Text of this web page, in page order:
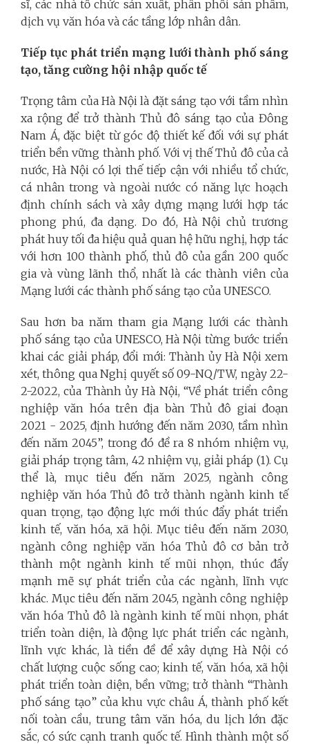
sĩ, các nhà tổ chức sản xuất, phân phối sản phẩm,
dịch vụ văn hóa và các tầng lớp nhân dân.
Tiếp tục phát triển mạng lưới thành phố sáng
tạo, tăng cường hội nhập quốc tế
Trọng tâm của Hà Nội là đặt sáng tạo với tầm nhìn
xa rộng để trở thành Thủ đô sáng tạo của Đông
Nam Á, đặc biệt từ góc độ thiết kế đối với sự phát
triển bền vững thành phố. Với vị thế Thủ đô của cả
nước, Hà Nội có lợi thế tiếp cận với nhiều tổ chức,
cá nhân trong và ngoài nước có năng lực hoạch
định chính sách và xây dựng mạng lưới hợp tác
phong phú, đa dạng. Do đó, Hà Nội chủ trương
phát huy tối đa hiệu quả quan hệ hữu nghị, hợp tác
với hơn 100 thành phố, thủ đô của gần 200 quốc
gia và vùng lãnh thổ, nhất là các thành viên của
Mạng lưới các thành phố sáng tạo của UNESCO.
Sau hơn ba năm tham gia Mạng lưới các thành
phố sáng tạo của UNESCO, Hà Nội từng bước triển
khai các giải pháp, đổi mới: Thành ủy Hà Nội xem
xét, thông qua Nghị quyết số 09-NQ/TW, ngày 22-
2-2022, của Thành ủy Hà Nội, “Về phát triển công
nghiệp văn hóa trên địa bàn Thủ đô giai đoạn
2021 - 2025, định hướng đến năm 2030, tầm nhìn
đến năm 2045”, trong đó đề ra 8 nhóm nhiệm vụ,
giải pháp trọng tâm, 42 nhiệm vụ, giải pháp (1). Cụ
thể là, mục tiêu đến năm 2025, ngành công
nghiệp văn hóa Thủ đô trở thành ngành kinh tế
quan trọng, tạo động lực mới thúc đẩy phát triển
kinh tế, văn hóa, xã hội. Mục tiêu đến năm 2030,
ngành công nghiệp văn hóa Thủ đô cơ bản trở
thành một ngành kinh tế mũi nhọn, thúc đẩy
mạnh mẽ sự phát triển của các ngành, lĩnh vực
khác. Mục tiêu đến năm 2045, ngành công nghiệp
văn hóa Thủ đô là ngành kinh tế mũi nhọn, phát
triển toàn diện, là động lực phát triển các ngành,
lĩnh vực khác, là tiền đề để xây dựng Hà Nội có
chất lượng cuộc sống cao; kinh tế, văn hóa, xã hội
phát triển toàn diện, bền vững; trở thành “Thành
phố sáng tạo” của khu vực châu Á, thành phố kết
nối toàn cầu, trung tâm văn hóa, du lịch lớn đặc
sắc, có sức cạnh tranh quốc tế. Hình thành một số